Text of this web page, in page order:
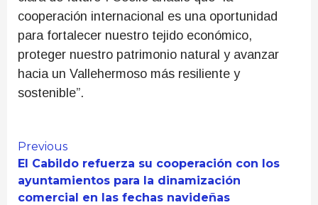
cooperación internacional es una oportunidad
para fortalecer nuestro tejido económico,
proteger nuestro patrimonio natural y avanzar
hacia un Vallehermoso más resiliente y
sostenible”.
Continue
Reading
Previous
El Cabildo refuerza su cooperación con los
ayuntamientos para la dinamización
comercial en las fechas navideñas